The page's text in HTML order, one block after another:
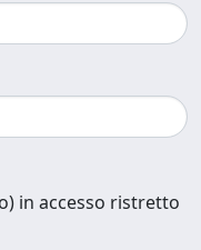
in accesso ristretto